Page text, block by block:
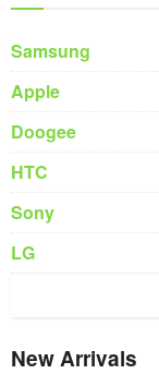
Samsung
Apple
Doogee
HTC
Sony
LG
New Arrivals